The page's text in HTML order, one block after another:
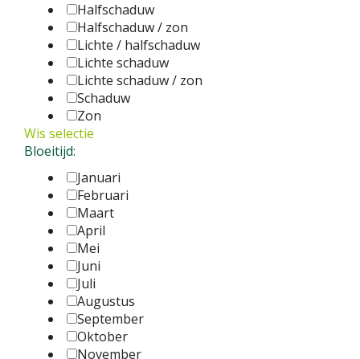
Halfschaduw
Halfschaduw / zon
Lichte / halfschaduw
Lichte schaduw
Lichte schaduw / zon
Schaduw
Zon
Wis selectie
Bloeitijd:
Januari
Februari
Maart
April
Mei
Juni
Juli
Augustus
September
Oktober
November